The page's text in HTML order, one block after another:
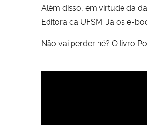
Além disso, em virtude da
Editora da UFSM. Já os e-
Não vai perder né? O livro